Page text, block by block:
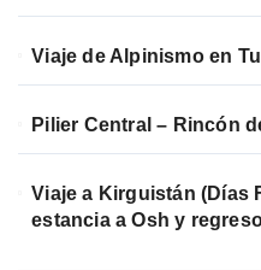
Viaje de Alpinismo en
Pilier Central – Rincón
Viaje a Kirguistán (Días
estancia a Osh y